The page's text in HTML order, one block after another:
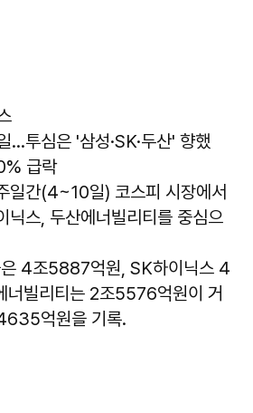
투심은 '삼성·SK·두산' 향했
급락
일간(4~10일) 코스피 시장에서
닉스, 두산에너빌리티를 중심으
4조5887억원, SK하이닉스 4
너빌리티는 2조5576억원이 거
억원을 기록.